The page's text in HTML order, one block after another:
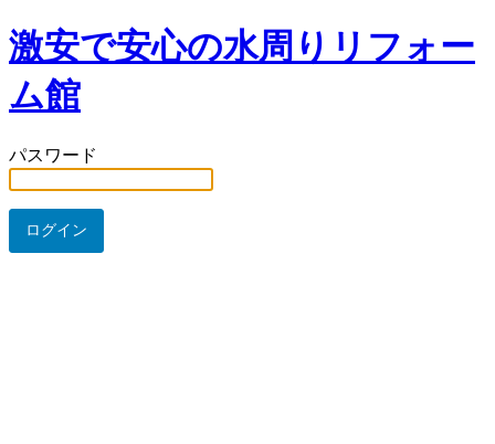
激安で安心の水周りリフォー
ム館
パスワード